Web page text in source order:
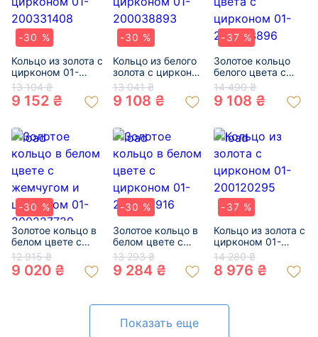
-30 %
Кольцо из золота с
цирконом 01-
200331408
13 104 ₴
9 152 ₴
-30 %
Кольцо из белого
золота с цирконом
01-200038893
13 041 ₴
9 108 ₴
-37 %
Золотое кольцо
белого цвета с
цирконом 01-
200323896
14 490 ₴
9 108 ₴
-30 %
Золотое кольцо в
белом цвете с
жемчугом и
цирконом 01-
200227729
12 915 ₴
9 020 ₴
-30 %
Золотое кольцо в
белом цвете с
цирконом 01-
200309916
13 293 ₴
9 284 ₴
-37 %
Кольцо из золота с
цирконом 01-
200120295
14 280 ₴
8 976 ₴
Показать еще